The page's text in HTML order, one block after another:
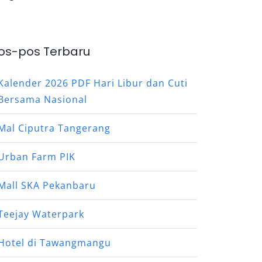
pos Terbaru
2026 PDF Hari Libur dan Cuti
Nasional
Ciputra Tangerang
Farm PIK
SKA Pekanbaru
Waterpark
di Tawangmangu